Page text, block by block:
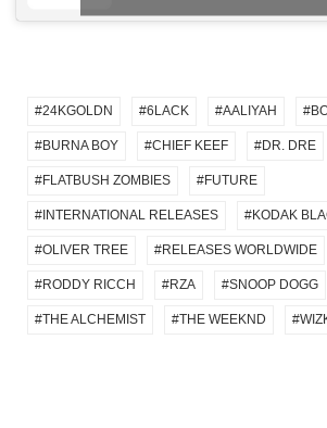
24KGOLDN 6LACK AALIYAH
BURNA BOY CHIEF KEEF DR. DRE
FLATBUSH ZOMBIES FUTURE
INTERNATIONAL RELEASES KODAK
OLIVER TREE RELEASES WORLDWIDE
RODDY RICCH RZA SNOOP DOGG
THE ALCHEMIST THE WEEKND